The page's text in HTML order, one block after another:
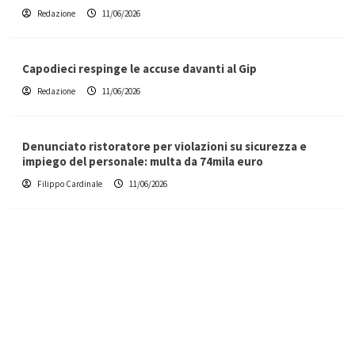
Redazione 11/06/2026
Capodieci respinge le accuse davanti al Gip
Redazione 11/06/2026
Denunciato ristoratore per violazioni su sicurezza e
impiego del personale: multa da 74mila euro
Filippo Cardinale 11/06/2026